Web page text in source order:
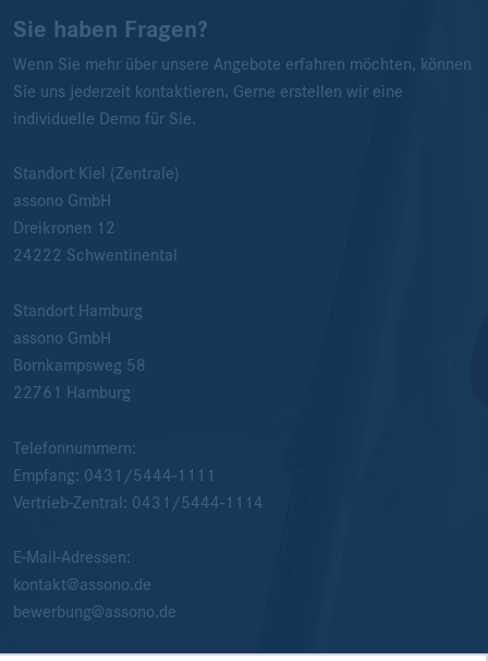
Sie haben Fragen?
Wenn Sie mehr über unsere Angebote erfahren möchten, können
Sie uns jederzeit kontaktieren. Gerne erstellen wir eine
individuelle Demo für Sie.
Standort Kiel (Zentrale)
assono GmbH
Dreikronen 12
24222 Schwentinental
Standort Hamburg
assono GmbH
Bornkampsweg 58
22761
Hamburg
Telefonnummern:
Empfang: 0431/5444-1111
Vertrieb-Zentral: 0431/5444-1114
E-Mail-Adressen:
kontakt@assono.de
bewerbung@assono.de